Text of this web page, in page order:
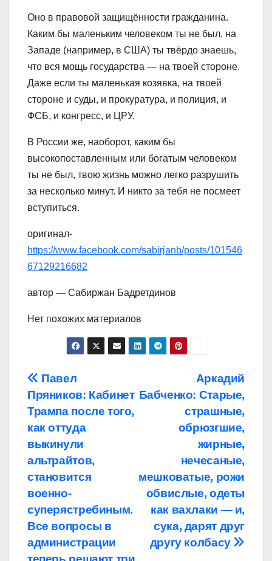
Оно в правовой защищённости гражданина.
Каким бы маленьким человеком ты не был, на
Западе (например, в США) ты твёрдо знаешь,
что вся мощь государства — на твоей стороне.
Даже если ты маленькая козявка, на твоей
стороне и суды, и прокуратура, и полиция, и
ФСБ, и конгресс, и ЦРУ.
В России же, наоборот, каким бы
высокопоставленным или богатым человеком
ты не был, твою жизнь можно легко разрушить
за несколько минут. И никто за тебя не посмеет
вступиться.
оригинал-
https://www.facebook.com/sabirjanb/posts/101546
67129216682
автор — Сабиржан Бадретдинов
Нет похожих материалов
Навигация
по
записям
Аркадий
Бабченко: Старые,
страшные,
обрюзгшие,
жирные,
нечесаные,
мешковатые, рожи
обвислые, одеты
как вахлаки — и,
сука, дарят друг
другу колбасу
Павел
Пряников: Кабинет
Трампа после того,
как оттуда
выкинули
альтрайтов,
становится
военно-
суперястребиным.
Все вопросы в
администрации